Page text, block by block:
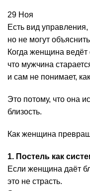
29 Ноя
Есть вид
но не могут
Когда женщина ведёт
что мужчина
и сам не понимает,
Это потому, что она
близость.
Как женщина
1. Постель как
Если женщина даёт
это не страсть.